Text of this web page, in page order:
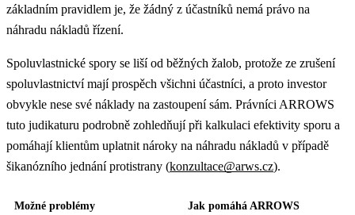
základním pravidlem je, že žádný z účastníků nemá právo na
náhradu nákladů řízení.
Spoluvlastnické spory se liší od běžných žalob, protože ze zrušení
spoluvlastnictví mají prospěch všichni účastníci, a proto investor
obvykle nese své náklady na zastoupení sám. Právníci ARROWS
tuto judikaturu podrobně zohledňují při kalkulaci efektivity sporu a
pomáhají klientům uplatnit nároky na náhradu nákladů v případě
šikanózního jednání protistrany (konzultace@arws.cz).
Možné problémy
Jak pomáhá ARROWS